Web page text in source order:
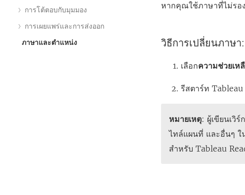
การโต้ตอบกับมุมมอง
การเผยแพร่และการส่งออก
ภาษาและตำแหน่ง
หากคุณใช้ภาษาที่ไม่รอ
วิธีการเปลี่ยนภาษา:
เลือกความช่วยเห
รีสตาร์ท Tableau
หมายเหตุ: ผู้เขียนเวิ
ไทล์แผนที่ และอื่นๆ ใ
สำหรับ Tableau